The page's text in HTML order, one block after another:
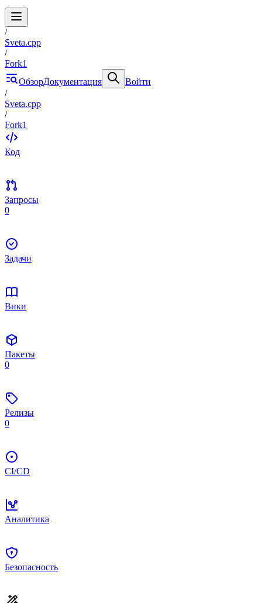
/
Sveta.cpp
/
Fork1
ОбзорДокументация
Войти
/
Sveta.cpp
/
Fork1
Код
Запросы
0
Задачи
Вики
Пакеты
0
Релизы
0
CI/CD
Аналитика
Безопасность